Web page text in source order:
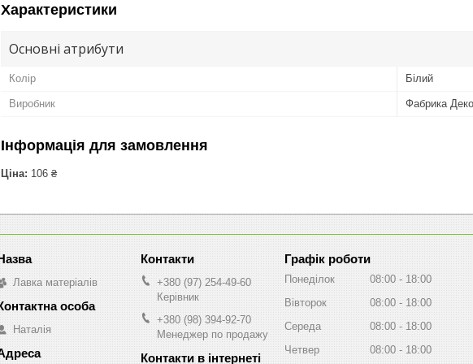
Характеристики
Основні атрибути
Колір Білий
Виробник Фабрика
Інформація для замовлення
Ціна: 106 ₴
Лавка матеріалів
Наталія
+380 (97) 254-49-60
Керівник
+380 (98) 394-92-70
Менеджер по продажу
Графік роботи
Понеділок 08:00
18:00
Вівторок
08:00
18:00
Середа
08:00
18:00
Четвер
08:00 18:00